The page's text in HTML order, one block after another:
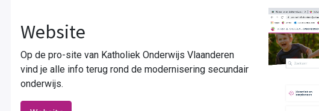
Website
Op de pro-site van Katholiek Onderwijs Vlaanderen
vind je alle info terug rond de modernisering secundair
onderwijs.